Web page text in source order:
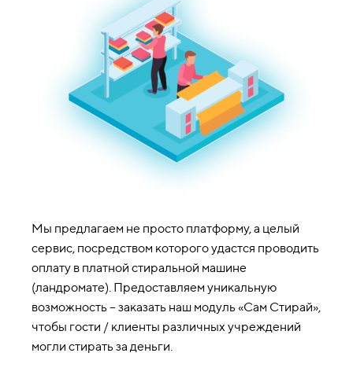
Мы предлагаем не просто платформу, а целый
сервис, посредством которого удастся проводить
оплату в платной стиральной машине
(ландромате). Предоставляем уникальную
возможность – заказать наш модуль «Сам Стирай»,
чтобы гости / клиенты различных учреждений
могли стирать за деньги.